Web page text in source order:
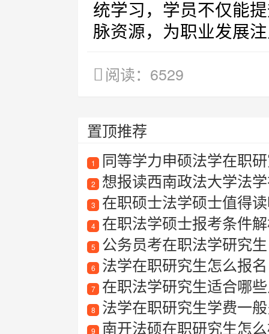
统学习，学员不仅能
脉资源，为职业发展
阅读：6529
置顶推荐
1 同等学力申硕法学在职
2 想报读西南政法大学法
3 在职硕士法学硕士值得读吗？
4 在职法学硕士报考条件
5 公务员考在职法学研究生
6 法学在职研究生怎么报名
7 在职法学研究生适合哪
8 法学在职研究生学费一
9 南开法硕在职研究生怎